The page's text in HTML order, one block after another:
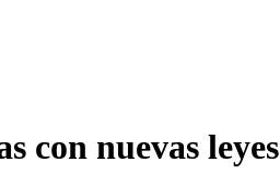
con nuevas leyes